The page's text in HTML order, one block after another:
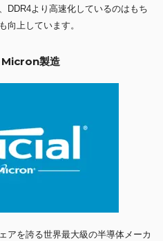
DDR4より高速化しているのはもち
向上しています。
Micron製造
アを誇る世界最大級の半導体メーカ